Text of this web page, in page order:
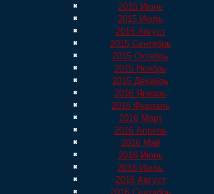
2015 Июнь
2015 Июль
2015 Август
2015 Сентябрь
2015 Октябрь
2015 Ноябрь
2015 Декабрь
2016 Январь
2016 Февраль
2016 Март
2016 Апрель
2016 Май
2016 Июнь
2016 Июль
2016 Август